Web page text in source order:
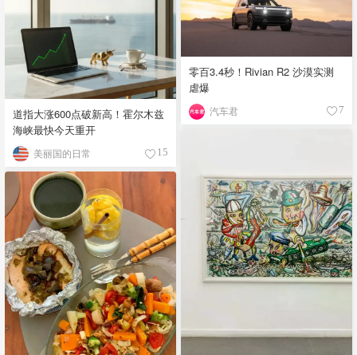
道指大涨600点破新高！霍尔木兹
海峡最快今天重开
美丽国的日常 15
零百3.4秒！Rivian R2 沙漠实测
虐爆
汽车君 7